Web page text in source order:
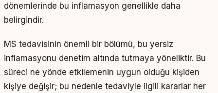
dönemlerinde bu inflamasyon genellikle daha
belirgindir.
MS tedavisinin önemli bir bölümü, bu yersiz
inflamasyonu denetim altında tutmaya yöneliktir. Bu
süreci ne yönde etkilemenin uygun olduğu kişiden
kişiye değişir; bu nedenle tedaviyle ilgili kararlar her